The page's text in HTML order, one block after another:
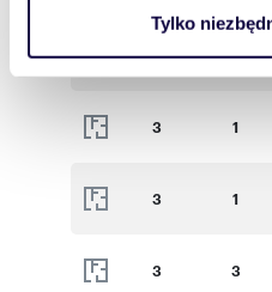
korzystasz z naszej witryny,
otrzymanymi od Ciebie lub
Tylko
3 1
3 1
3 1
3 3